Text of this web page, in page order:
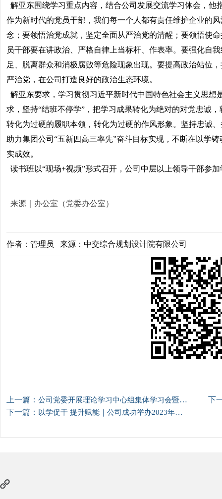
解亚东围绕学习重点内容，结合公司发展交流学习体会，他
作为新时代的党员干部，我们每一个人都有责任维护企业的
念；要领悟治党成就，坚定全面从严治党的清醒；要领悟使
员干部要在讲政治、严格自律上当标杆、作表率。要强化自
足、脱离群众和消极腐败等危险现象出现。要提高政治站位
严治党，在公司打造良好的政治生态环境。
解亚东要求，学习贯彻习近平新时代中国特色社会主义思
求，坚持“结班不停学”，把学习成果转化为绝对的对党忠诚
转化为过硬的履职本领，转化为过硬的作风形象。坚持忠诚
助力集团公司“五新四高三率先”奋斗目标实现，不断在以学
实成效。
读书班以“现场+视频”形式召开，公司中层以上领导干部参
来源｜办公室（党委办公室）
作者：管理员 来源：中交综合规划设计院有限公司
上一篇： 公司党委开展理论学习中心组集体学习会暨主题教育专题读书班
下
下一篇： 以学促干 提升赋能｜公司成功举办2023年党支部书记培训班